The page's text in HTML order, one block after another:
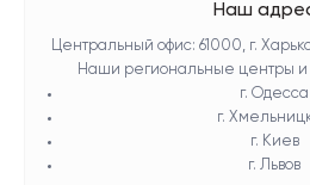
Наш
Центральный офис: 61000, г.
Наши региональные центры и
г. Одесса
г.
г. Киев
г. Львов